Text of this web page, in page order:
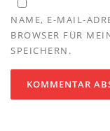
NAME, E-MAIL-
BROWSER FÜR
SPEICHERN.